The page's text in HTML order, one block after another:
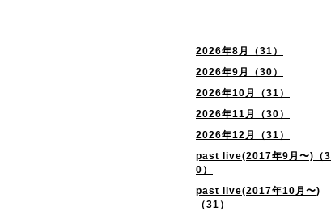
2026年8月（31）
2026年9月（30）
2026年10月（31）
2026年11月（30）
2026年12月（31）
past live(2017年9月〜)（3
0）
past live(2017年10月〜)
（31）